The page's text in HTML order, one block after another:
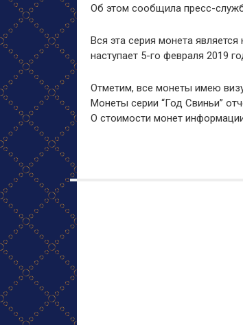
Об этом сообщила пресс-
Вся эта серия монета
наступает 5-го февраля 2019
Отметим, все монеты имею
Монеты серии “Год Свиньи”
О стоимости монет